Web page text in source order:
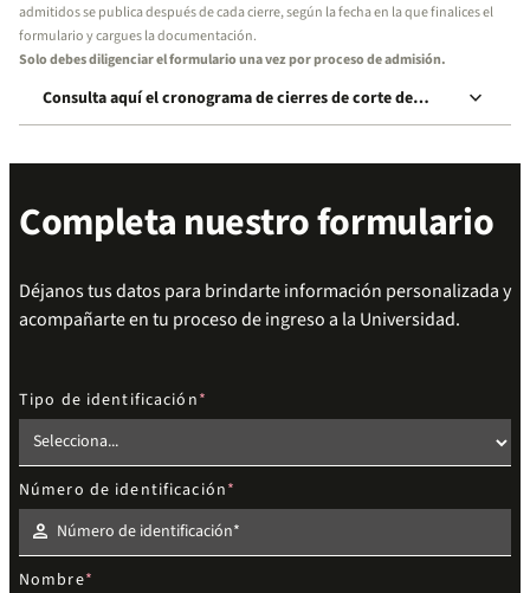
admitidos se publica después de cada cierre, según la fecha en la que finalices el
formulario y cargues la documentación.
Solo debes diligenciar el formulario una vez por proceso de admisión.
Consulta aquí el cronograma de cierres de corte de
inscripción
keyboard_arrow_down
Completa nuestro formulario
Déjanos tus datos para brindarte información personalizada y
acompañarte en tu proceso de ingreso a la Universidad.
Tipo de identificación
Número de identificación
Nombre